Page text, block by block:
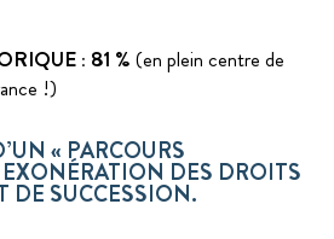
: 81 % (en plein centre de
!)
« PARCOURS
DES DROITS
DE SUCCESSION.